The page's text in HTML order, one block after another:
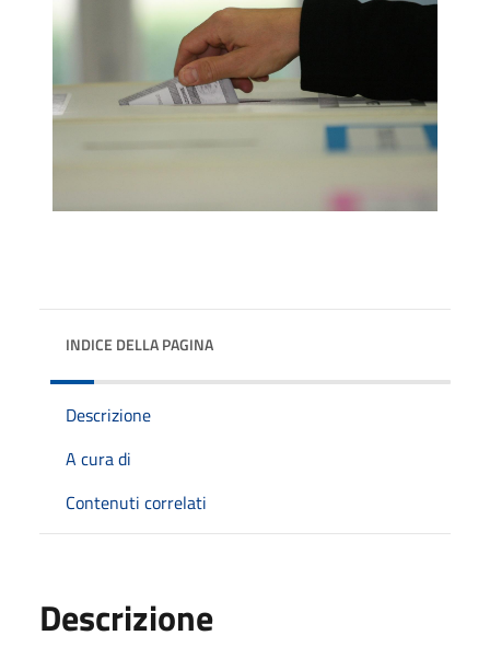
INDICE DELLA PAGINA
Descrizione
A cura di
Contenuti correlati
Descrizione